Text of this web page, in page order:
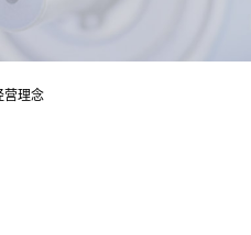
营理念